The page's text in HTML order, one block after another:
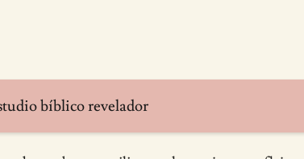
bíblico revelador